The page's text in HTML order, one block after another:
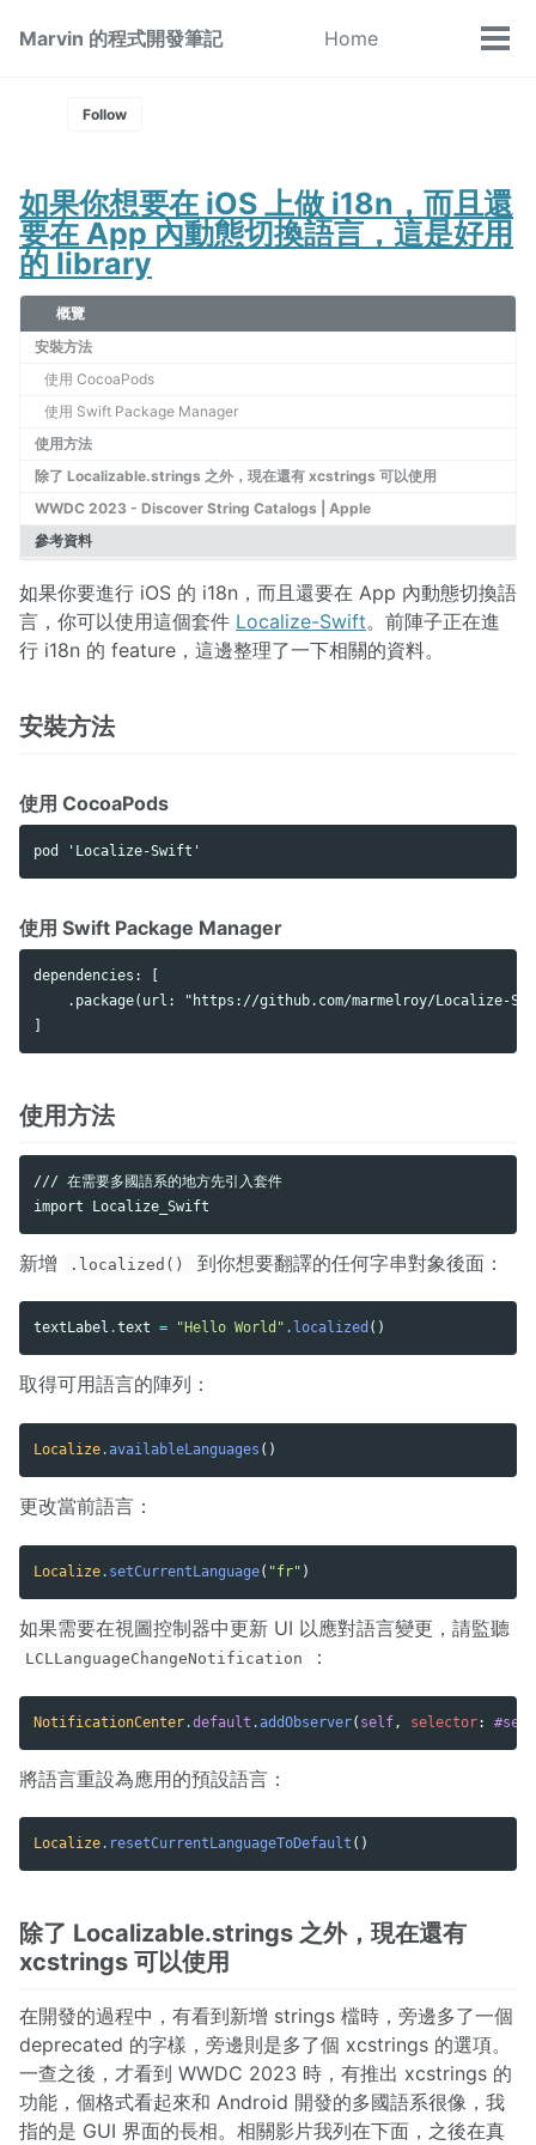
Marvin 的程式開發筆記 Home
Toggle
Follow
如果你想要在 iOS 上做 i18n，而且還
要在 App 內動態切換語言，這是好用
的 library
概覽
安裝方法
使用 CocoaPods
使用 Swift Package Manager
使用方法
除了 Localizable.strings 之外，現在還有 xcstrings 可以使用
WWDC 2023 - Discover String Catalogs | Apple
參考資料
如果你要進行 iOS 的 i18n，而且還要在 App 內動態切換語
言，你可以使用這個套件 Localize-Swift。前陣子正在進
行 i18n 的 feature，這邊整理了一下相關的資料。
安裝方法
使用 CocoaPods
使用 Swift Package Manager
dependencies: [
.package(url: "https://github.com/marmelroy/Localize-
使用方法
/// 在需要多國語系的地方先引入套件
新增 .localized() 到你想要翻譯的任何字串對象後面：
textLabel .text = "Hello World" . localized ()
取得可用語言的陣列：
Localize.availableLanguages ()
更改當前語言：
Localize. setCurrentLanguage( "fr" )
如果需要在視圖控制器中更新 UI 以應對語言變更，請監聽
LCLLanguageChangeNotification ：
NotificationCenter.default .addObserver( self , selector:
將語言重設為應用的預設語言：
Localize. resetCurrentLanguageToDefault ()
除了 Localizable.strings 之外，現在還有
xcstrings 可以使用
在開發的過程中，有看到新增 strings 檔時，旁邊多了一個
deprecated 的字樣，旁邊則是多了個 xcstrings 的選項。
一查之後，才看到 WWDC 2023 時，有推出 xcstrings 的
功能，個格式看起來和 Android 開發的多國語系很像，我
指的是 GUI 界面的長相。相關影片我列在下面，之後在真